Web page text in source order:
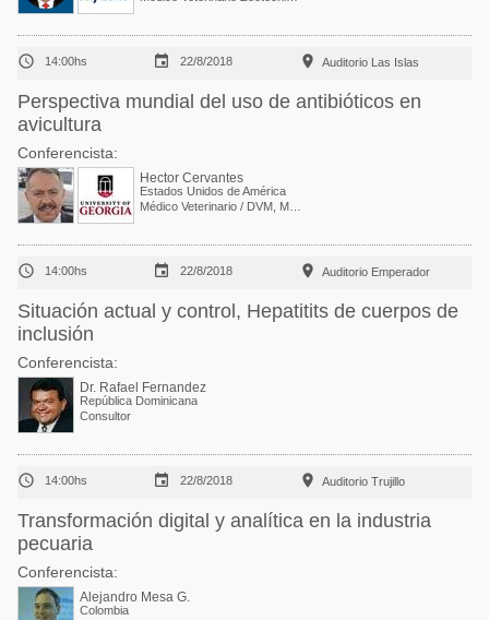
 14:00hs  22/8/2018  Auditorio Las Islas
Perspectiva mundial del uso de antibióticos en
avicultura
Conferencista:
Hector Cervantes
Estados Unidos de América
 14:00hs  22/8/2018  Auditorio Emperador
Situación actual y control, Hepatitits de cuerpos de
inclusión
Conferencista:
Dr. Rafael Fernandez
República Dominicana
Consultor
 14:00hs  22/8/2018  Auditorio Trujillo
Transformación digital y analítica en la industria
pecuaria
Conferencista:
Alejandro Mesa G.
Colombia